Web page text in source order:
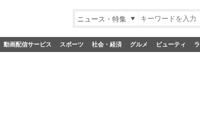
ニュース・特集
動画配信サービス スポーツ 社会・経済 グルメ ビューティ